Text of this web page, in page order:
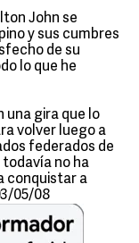
John se
y sus cumbres
de su
lo que he
una gira que lo
volver luego a
federados de
todavía no ha
conquistar a
05/08